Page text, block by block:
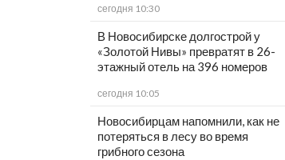
сегодня 10:30
В Новосибирске долгострой у
«Золотой Нивы» превратят в 26-
этажный отель на 396 номеров
сегодня 10:05
Новосибирцам напомнили, как не
потеряться в лесу во время
грибного сезона